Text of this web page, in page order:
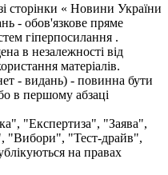
сторінки « Новини України
- обов'язкове пряме
гіперпосилання .
в незалежності від
матеріалів.
- видань) - повинна бути
в першому абзаці
"Експертиза", "Заява",
"Вибори", "Тест-драйв",
на правах